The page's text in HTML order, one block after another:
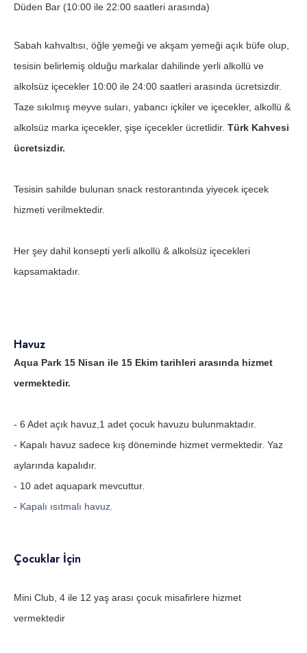
Düden Bar (10:00 ile 22:00 saatleri arasında)
Sabah kahvaltısı, öğle yemeği ve akşam yemeği açık büfe olup,
tesisin belirlemiş olduğu markalar dahilinde yerli alkollü ve
alkolsüz içecekler 10:00 ile 24:00 saatleri arasında ücretsizdir.
Taze sıkılmış meyve suları, yabancı içkiler ve içecekler, alkollü &
alkolsüz marka içecekler, şişe içecekler ücretlidir. Türk Kahvesi
ücretsizdir.
Tesisin sahilde bulunan snack restorantında yiyecek içecek
hizmeti verilmektedir.
Her şey dahil konsepti yerli alkollü & alkolsüz içecekleri
kapsamaktadır.
Havuz
Aqua Park 15 Nisan ile 15 Ekim tarihleri arasında hizmet
vermektedir.
- 6 Adet açık havuz,1 adet çocuk havuzu bulunmaktadır.
- Kapalı havuz sadece kış döneminde hizmet vermektedir. Yaz
aylarında kapalıdır.
- 10 adet aquapark mevcuttur.
- Kapalı ısıtmalı havuz.
Çocuklar İçin
Mini Club, 4 ile 12 yaş arası çocuk misafirlere hizmet
vermektedir